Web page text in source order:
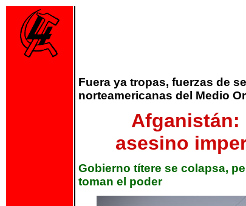
Fuera ya tropas, fuerzas de
norteamericanas del Medio
Afganistán:
asesino
Gobierno títere se colapsa,
toman el poder